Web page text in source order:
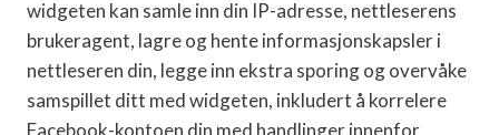
widgeten kan samle inn din IP-adresse, nettleserens
brukeragent, lagre og hente informasjonskapsler i
nettleseren din, legge inn ekstra sporing og overvåke
samspillet ditt med widgeten, inkludert å korrelere
Facebook-kontoen din med handlinger innenfor